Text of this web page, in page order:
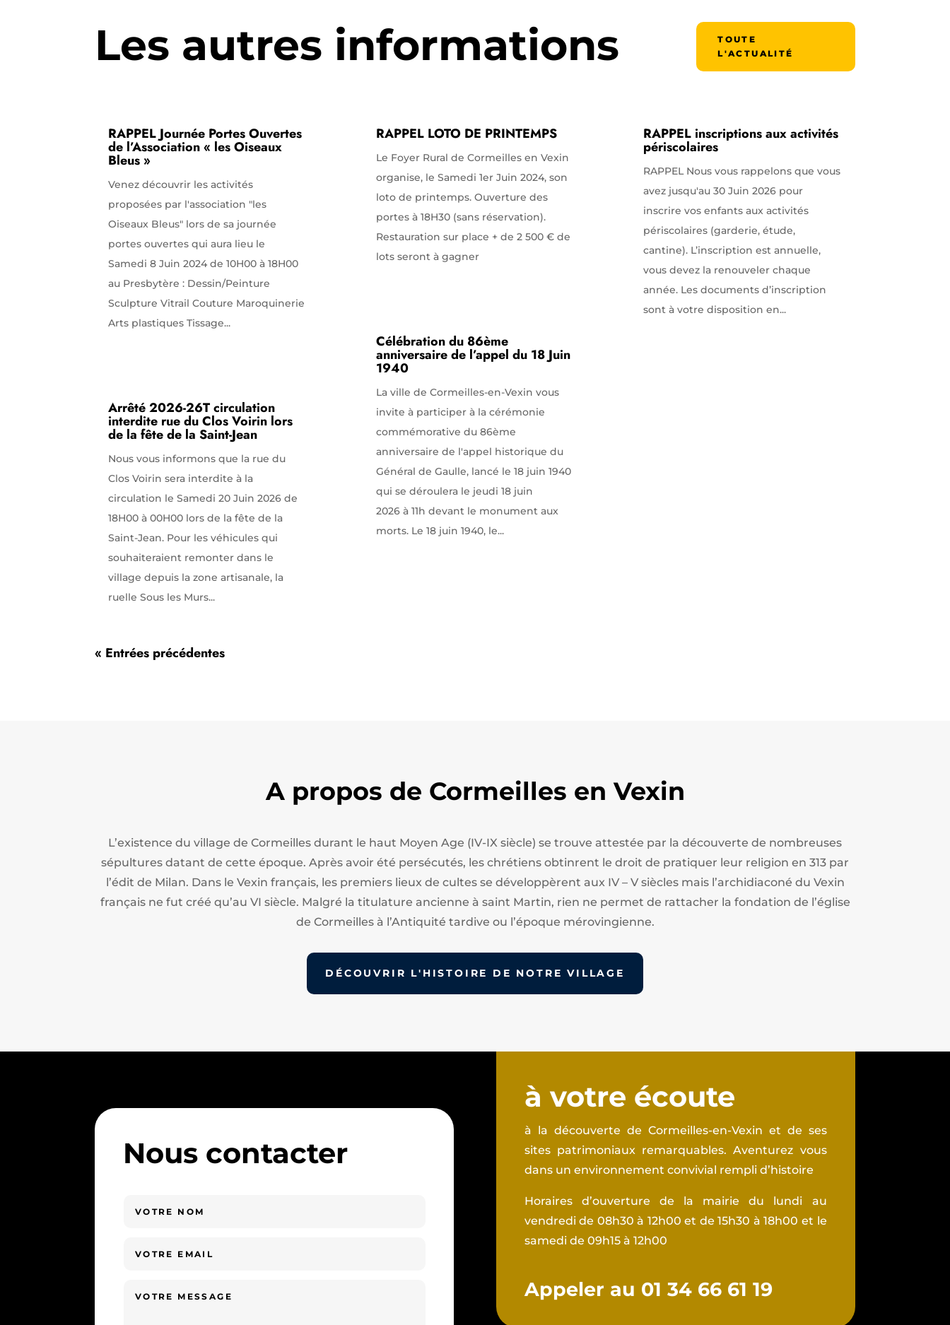
Les autres informations
TOUTE
L'ACTUALITÉ
RAPPEL Journée Portes Ouvertes
de l’Association « les Oiseaux
Bleus »
Venez découvrir les activités
proposées par l'association "les
Oiseaux Bleus" lors de sa journée
portes ouvertes qui aura lieu le
Samedi 8 Juin 2024 de 10H00 à 18H00
au Presbytère : Dessin/Peinture
Sculpture Vitrail Couture Maroquinerie
Arts plastiques Tissage...
Arrêté 2026-26T circulation
interdite rue du Clos Voirin lors
de la fête de la Saint-Jean
Nous vous informons que la rue du
Clos Voirin sera interdite à la
circulation le Samedi 20 Juin 2026 de
18H00 à 00H00 lors de la fête de la
Saint-Jean. Pour les véhicules qui
souhaiteraient remonter dans le
village depuis la zone artisanale, la
ruelle Sous les Murs...
RAPPEL LOTO DE PRINTEMPS
Le Foyer Rural de Cormeilles en Vexin
organise, le Samedi 1er Juin 2024, son
loto de printemps. Ouverture des
portes à 18H30 (sans réservation).
Restauration sur place + de 2 500 € de
lots seront à gagner
Célébration du 86ème
anniversaire de l’appel du 18 Juin
1940
La ville de Cormeilles-en-Vexin vous
invite à participer à la cérémonie
commémorative du 86ème
anniversaire de l'appel historique du
Général de Gaulle, lancé le 18 juin 1940
qui se déroulera le jeudi 18 juin
2026 à 11h devant le monument aux
morts. Le 18 juin 1940, le...
RAPPEL inscriptions aux activités
périscolaires
RAPPEL Nous vous rappelons que vous
avez jusqu'au 30 Juin 2026 pour
inscrire vos enfants aux activités
périscolaires (garderie, étude,
cantine). L’inscription est annuelle,
vous devez la renouveler chaque
année. Les documents d’inscription
sont à votre disposition en...
« Entrées précédentes
A propos de Cormeilles en Vexin
L’existence du village de Cormeilles durant le haut Moyen Age (IV-IX siècle) se trouve attestée par la découverte de nombreuses
sépultures datant de cette époque. Après avoir été persécutés, les chrétiens obtinrent le droit de pratiquer leur religion en 313 par
l’édit de Milan. Dans le Vexin français, les premiers lieux de cultes se développèrent aux IV – V siècles mais l’archidiaconé du Vexin
français ne fut créé qu’au VI siècle. Malgré la titulature ancienne à saint Martin, rien ne permet de rattacher la fondation de l’église
de Cormeilles à l’Antiquité tardive ou l’époque mérovingienne.
DÉCOUVRIR L'HISTOIRE DE NOTRE VILLAGE
Nous contacter
à votre écoute
à la découverte de Cormeilles-en-Vexin et de ses
sites patrimoniaux remarquables. Aventurez vous
dans un environnement convivial rempli d’histoire
Horaires d’ouverture de la mairie du lundi au
vendredi de 08h30 à 12h00 et de 15h30 à 18h00 et le
samedi de 09h15 à 12h00
Appeler au 01 34 66 61 19